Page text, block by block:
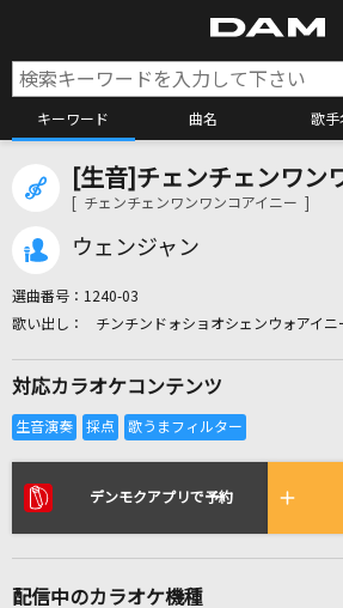
キーワード 曲名 歌手
カラオケ検索
全国りれき
リアルタイムで歌われてい
[生音]チェンチェンワン
[ チェンチェンワンワンコアイニー ]
ウェンジャン
選曲番号： 1240-03
チンチンドォショオシェンウォアイニ
対応カラオケコンテンツ
デンモクアプリで予約
配信中のカラオケ機種